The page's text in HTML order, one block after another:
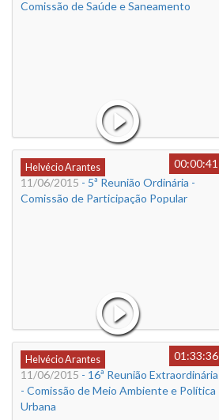
Comissão de Saúde e Saneamento
Helvécio Arantes
00:00:41
11/06/2015 - 5ª Reunião Ordinária -
Comissão de Participação Popular
Helvécio Arantes
01:33:36
11/06/2015 - 16ª Reunião Extraordinária
- Comissão de Meio Ambiente e Política
Urbana